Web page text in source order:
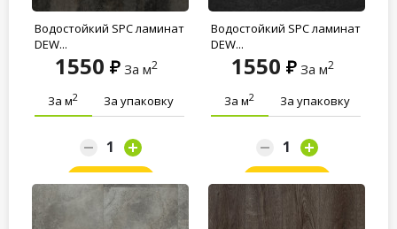
Водостойкий SPC ламинат
DEW...
1550 За м2
За м2 За упаковку
Водостойкий SPC ламинат
DEW...
1550 За м2
За м2 За упаковку